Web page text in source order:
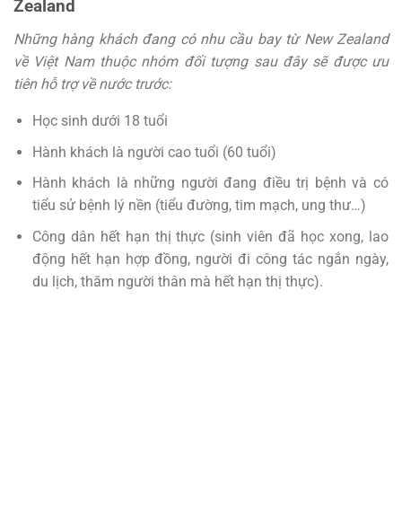
Zealand
Những hàng khách đang có nhu cầu bay từ New Zealand
về Việt Nam thuộc nhóm đối tượng sau đây sẽ được ưu
tiên hỗ trợ về nước trước:
Học sinh dưới 18 tuổi
Hành khách là người cao tuổi (60 tuổi)
Hành khách là những người đang điều trị bệnh và có
tiểu sử bệnh lý nền (tiểu đường, tim mạch, ung thư…)
Công dân hết hạn thị thực (sinh viên đã học xong, lao
động hết hạn hợp đồng, người đi công tác ngắn ngày,
du lịch, thăm người thân mà hết hạn thị thực).